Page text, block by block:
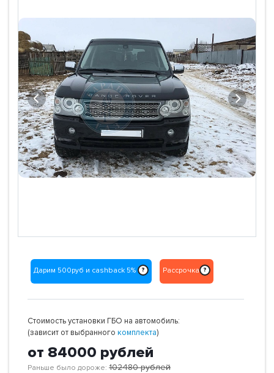
Previous Next
Дарим 500руб и cashback 5% ? Рассрочка ?
Стоимость установки ГБО на автомобиль:
(зависит от выбранного комплекта)
от 84000 рублей
Раньше было дороже: 102480рублей